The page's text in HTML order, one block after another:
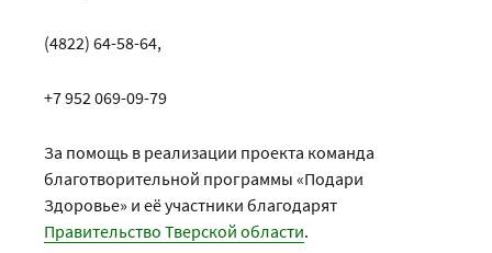
(4822) 64-58-64,
+7 952 069-09-79
За помощь в реализации проекта команда
благотворительной программы «Подари
Здоровье» и её участники благодарят
Правительство Тверской области.